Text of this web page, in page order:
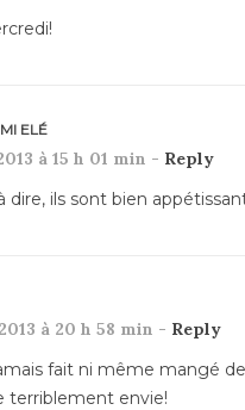
ELÉ
à 15 h 01 min - Reply
dire, ils sont bien
à 20 h 58 min - Reply
fait ni même mangé
terriblement envie!